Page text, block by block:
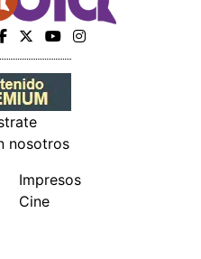
nosotros
Impresos
Cine